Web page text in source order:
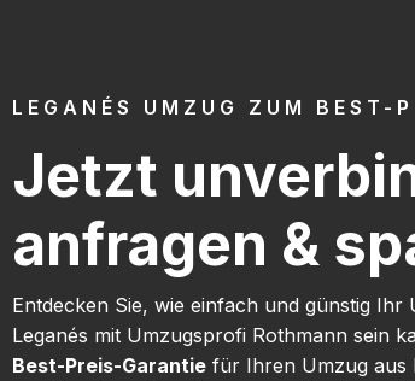
LEGANÉS UMZUG ZUM BEST-
Jetzt
anfragen &
Entdecken Sie, wie einfach und günstig
Leganés mit Umzugsprofi Rothmann sein
Best-Preis-Garantie für Ihren Umzug aus